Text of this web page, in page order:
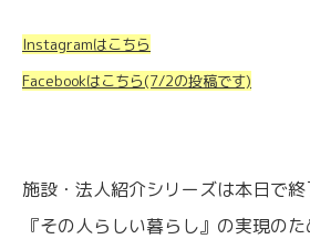
Instagramはこちら
Facebookはこちら(7/2の投稿です)
施設・法人紹介シリーズは本日で終
『その人らしい暮らし』の実現のた